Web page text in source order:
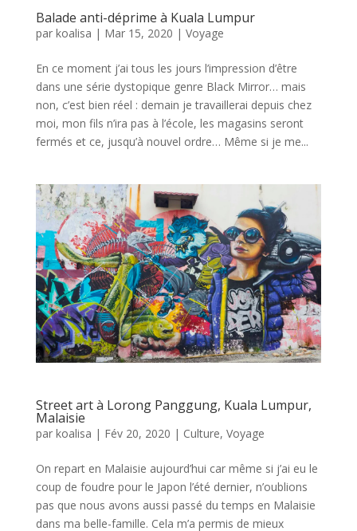
Balade anti-déprime à Kuala Lumpur
par koalisa | Mar 15, 2020 | Voyage
En ce moment j’ai tous les jours l’impression d’être
dans une série dystopique genre Black Mirror… mais
non, c’est bien réel : demain je travaillerai depuis chez
moi, mon fils n’ira pas à l’école, les magasins seront
fermés et ce, jusqu’à nouvel ordre… Même si je me...
Street art à Lorong Panggung, Kuala Lumpur,
Malaisie
par koalisa | Fév 20, 2020 | Culture, Voyage
On repart en Malaisie aujourd’hui car même si j’ai eu le
coup de foudre pour le Japon l’été dernier, n’oublions
pas que nous avons aussi passé du temps en Malaisie
dans ma belle-famille. Cela m’a permis de mieux